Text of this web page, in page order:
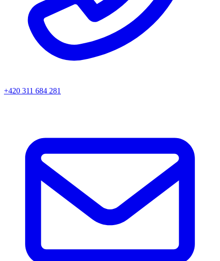
+420 311 684 281